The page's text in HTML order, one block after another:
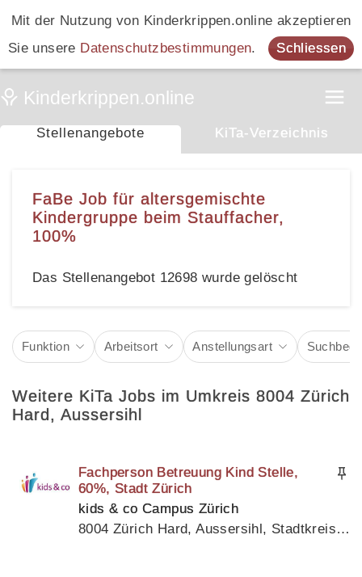
Mit der Nutzung von Kinderkrippen.online akzeptieren
Sie unsere Datenschutzbestimmungen. Schliessen
Stellenangebote KiTa-Verzeichnis
FaBe Job für altersgemischte
Kindergruppe beim Stauffacher,
100%
Das Stellenangebot 12698 wurde gelöscht
Funktion Arbeitsort Anstellungsart
Weitere KiTa Jobs im Umkreis 8004 Zürich
Hard, Aussersihl
Fachperson Betreuung Kind Stelle,
60%, Stadt Zürich
kids & co Campus Zürich
8004 Zürich Hard, Aussersihl, Stadtkreis 4, Kanton Zürich